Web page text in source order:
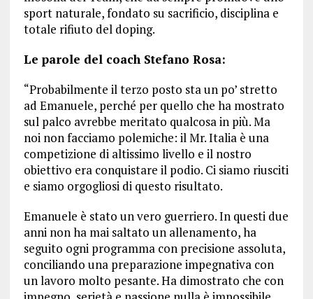
sport naturale, fondato su sacrificio, disciplina e
totale rifiuto del doping.
Le parole del coach Stefano Rosa:
“Probabilmente il terzo posto sta un po’ stretto
ad Emanuele, perché per quello che ha mostrato
sul palco avrebbe meritato qualcosa in più. Ma
noi non facciamo polemiche: il Mr. Italia è una
competizione di altissimo livello e il nostro
obiettivo era conquistare il podio. Ci siamo riusciti
e siamo orgogliosi di questo risultato.
Emanuele è stato un vero guerriero. In questi due
anni non ha mai saltato un allenamento, ha
seguito ogni programma con precisione assoluta,
conciliando una preparazione impegnativa con
un lavoro molto pesante. Ha dimostrato che con